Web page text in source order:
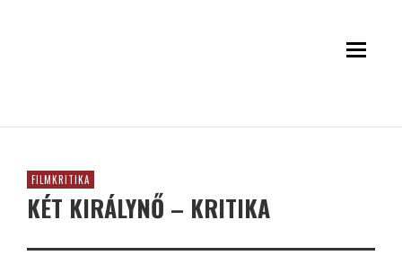
FILMKRITIKA
KÉT KIRÁLYNŐ – KRITIKA